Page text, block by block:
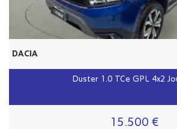
DACIA
Duster 1.0 TCe GPL 4x2
15.500 €